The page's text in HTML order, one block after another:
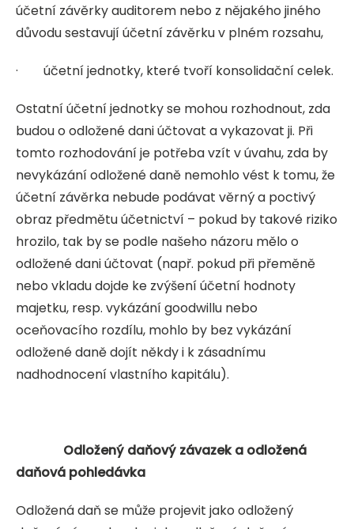
účetní závěrky auditorem nebo z nějakého jiného
důvodu sestavují účetní závěrku v plném rozsahu,
· účetní jednotky, které tvoří konsolidační celek.
Ostatní účetní jednotky se mohou rozhodnout, zda
budou o odložené dani účtovat a vykazovat ji. Při
tomto rozhodování je potřeba vzít v úvahu, zda by
nevykázání odložené daně nemohlo vést k tomu, že
účetní závěrka nebude podávat věrný a poctivý
obraz předmětu účetnictví – pokud by takové riziko
hrozilo, tak by se podle našeho názoru mělo o
odložené dani účtovat (např. pokud při přeměně
nebo vkladu dojde ke zvýšení účetní hodnoty
majetku, resp. vykázání goodwillu nebo
oceňovacího rozdílu, mohlo by bez vykázání
odložené daně dojít někdy i k zásadnímu
nadhodnocení vlastního kapitálu).
Odložený daňový závazek a odložená
daňová pohledávka
Odložená daň se může projevit jako odložený